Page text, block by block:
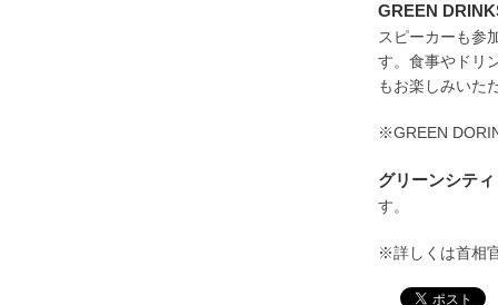
GREEN
スピーカーも参
す。食事やドリ
もお楽しみいた
※GREEN
グリーンシテ
す。
※詳しくは首